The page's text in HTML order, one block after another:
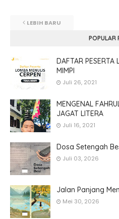
LEBIH BARU
POPULAR
DAFTAR PESERTA
MIMPI
Juli 26, 2021
MENGENAL
JAGAT LITERA
Juli 16, 2021
Dosa Setengah
Juli 03, 2026
Jalan Panjang
Mei 30, 2026